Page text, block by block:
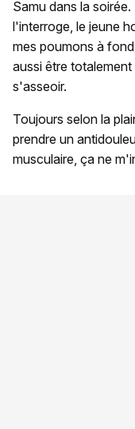
Samu dans la
l'interroge, le jeune
mes poumons à
aussi être
s'asseoir.
Toujours selon la
prendre un
musculaire, ça ne